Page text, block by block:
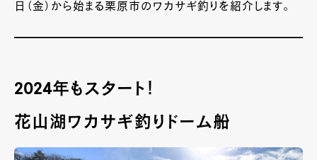
日（金）から始まる栗原市のワカサギ釣りを紹介します。
2024年もスタート！
花山湖ワカサギ釣りドーム船